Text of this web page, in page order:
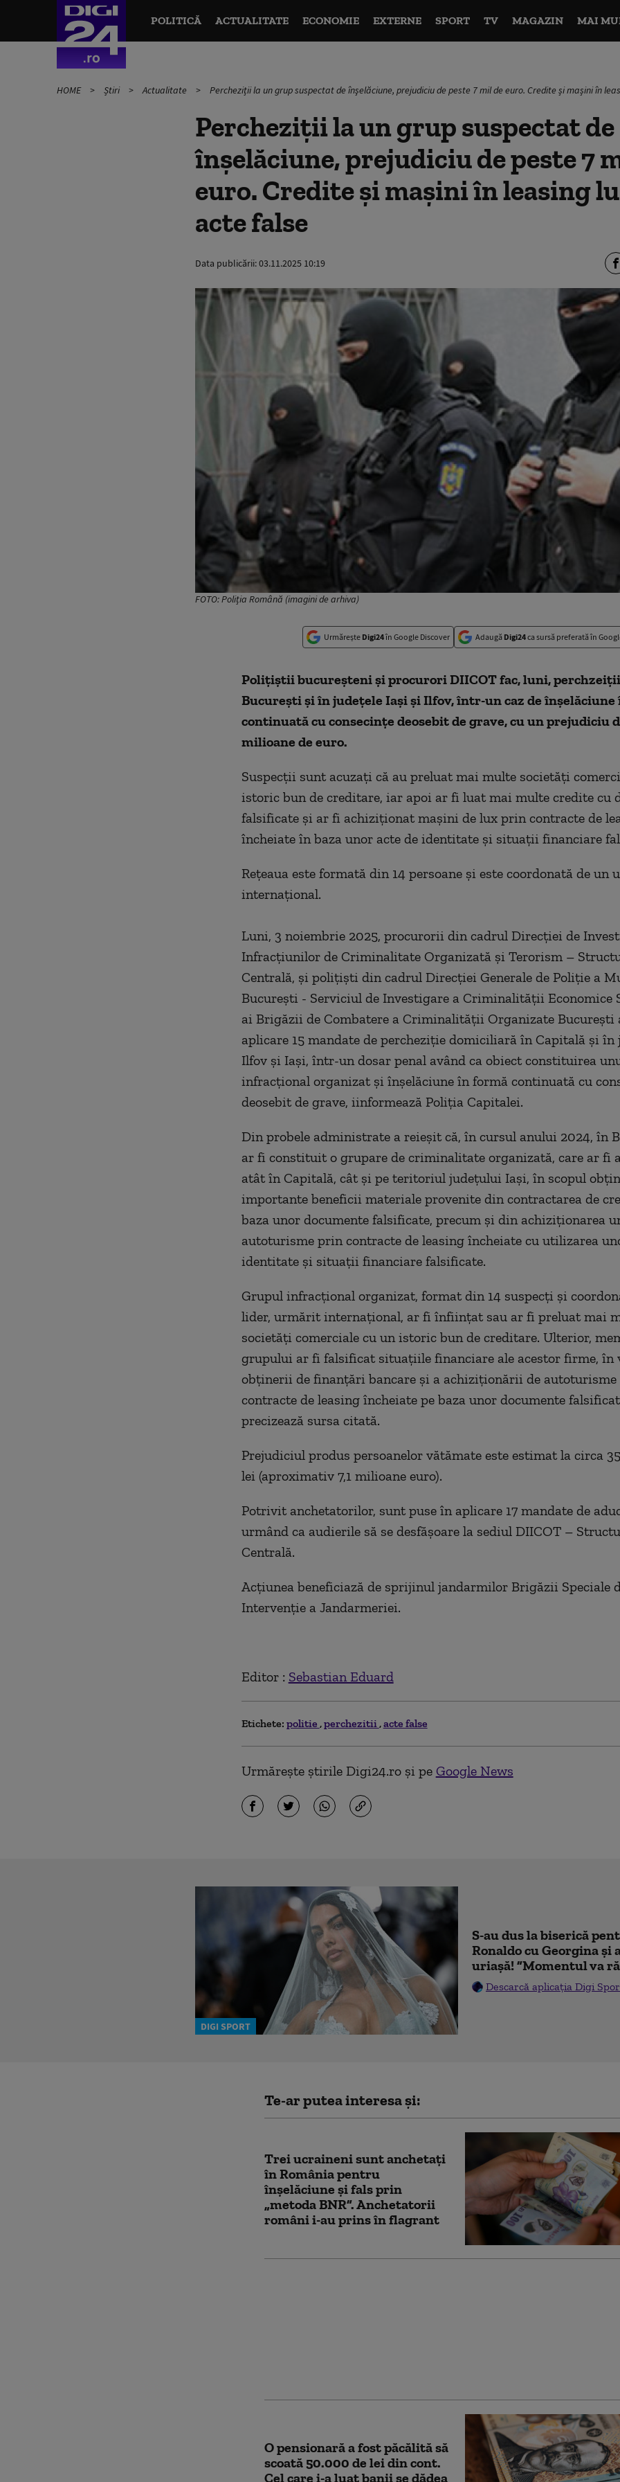
POLITICĂ ACTUALITATE ECONOMIE EXTERNE SPORT TV MAGAZIN MAI
HOME Știri Actualitate Percheziții la un grup suspectat de înşelăciune, prejudiciu de peste 7 mil de euro. Credite și mașini în
Percheziții la un grup suspectat de
înşelăciune, prejudiciu de peste 7
euro. Credite și mașini în leasing
acte false
Data publicării:03.11.2025 10:19
FOTO: Poliția Română (imagini de arhiva)
Urmărește Digi24în Google Discover Adaugă Digi24ca sursă preferată în
Poliţiştii bucureşteni şi procurori DIICOT fac, luni,
Bucureşti şi în judeţele Iaşi şi Ilfov, într-un caz de
continuată cu consecinţe deosebit de grave, cu un prejudiciu
milioane de euro.
Suspecţii sunt acuzaţi că au preluat mai multe societăţi
istoric bun de creditare, iar apoi ar fi luat mai multe credite cu
falsificate şi ar fi achiziţionat maşini de lux prin contracte de
încheiate în baza unor acte de identitate şi situaţii financiare
Reţeaua este formată din 14 persoane şi este coordonată de un
internaţional.
Luni, 3 noiembrie 2025, procurorii din cadrul Direcţiei de
Infracţiunilor de Criminalitate Organizată şi Terorism –
Centrală, şi poliţişti din cadrul Direcţiei Generale de Poliţie a
Bucureşti - Serviciul de Investigare a Criminalităţii Economice
ai Brigăzii de Combatere a Criminalităţii Organizate Bucureşti
aplicare 15 mandate de percheziţie domiciliară în Capitală şi în
Ilfov şi Iaşi, într-un dosar penal având ca obiect constituirea
infracţional organizat şi înşelăciune în formă continuată cu
deosebit de grave, iinformează Poliţia Capitalei.
Din probele administrate a reieşit că, în cursul anului 2024, în
ar fi constituit o grupare de criminalitate organizată, care ar fi
atât în Capitală, cât şi pe teritoriul judeţului Iaşi, în scopul
importante beneficii materiale provenite din contractarea de
baza unor documente falsificate, precum şi din achiziţionarea
autoturisme prin contracte de leasing încheiate cu utilizarea
identitate şi situaţii financiare falsificate.
Grupul infracţional organizat, format din 14 suspecţi şi
lider, urmărit internaţional, ar fi înfiinţat sau ar fi preluat mai
societăţi comerciale cu un istoric bun de creditare. Ulterior,
grupului ar fi falsificat situaţiile financiare ale acestor firme, în
obţinerii de finanţări bancare şi a achiziţionării de autoturisme
contracte de leasing încheiate pe baza unor documente
precizează sursa citată.
Prejudiciul produs persoanelor vătămate este estimat la circa
lei (aproximativ 7,1 milioane euro).
Potrivit anchetatorilor, sunt puse în aplicare 17 mandate de
urmând ca audierile să se desfăşoare la sediul DIICOT –
Centrală.
Acţiunea beneficiază de sprijinul jandarmilor Brigăzii Speciale
Intervenţie a Jandarmeriei.
Editor : Sebastian Eduard
Etichete: politie perchezitii acte false
Urmărește știrile Digi24.ro și pe Google News
DIGI SPORT
S-au dus la biserică
Ronaldo cu Georgina și
uriașă! ”Momentul va
Descarcă aplicația Digi
Te-ar putea interesa și:
Trei ucraineni sunt anchetaţi
în România pentru
înşelăciune și fals prin
„metoda BNR”. Anchetatorii
români i-au prins în flagrant
O pensionară a fost păcălită să
scoată 50.000 de lei din cont.
Cel care i-a luat banii se dădea